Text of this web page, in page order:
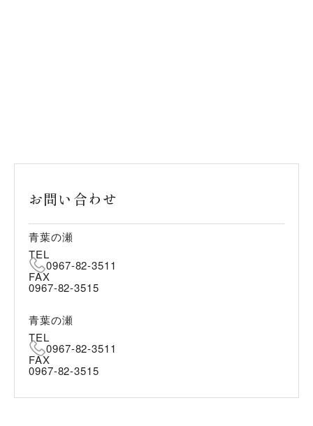
お問い合わせ
青葉の瀬
TEL
0967-82-3511
FAX
0967-82-3515
青葉の瀬
TEL
0967-82-3511
FAX
0967-82-3515